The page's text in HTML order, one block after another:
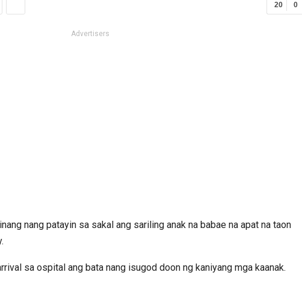
0
20
Advertisers
nang patayin sa sakal ang sariling anak na babae na apat na taon
sa ospital ang bata nang isugod doon ng kaniyang mga kaanak.